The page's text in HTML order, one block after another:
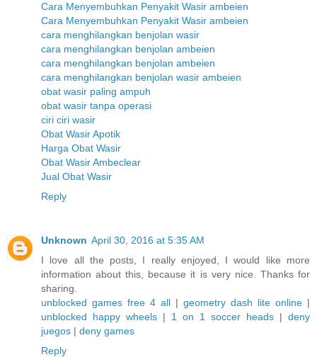
Cara Menyembuhkan Penyakit Wasir ambeien
Cara Menyembuhkan Penyakit Wasir ambeien
cara menghilangkan benjolan wasir
cara menghilangkan benjolan ambeien
cara menghilangkan benjolan ambeien
cara menghilangkan benjolan wasir ambeien
obat wasir paling ampuh
obat wasir tanpa operasi
ciri ciri wasir
Obat Wasir Apotik
Harga Obat Wasir
Obat Wasir Ambeclear
Jual Obat Wasir
Reply
Unknown April 30, 2016 at 5:35 AM
I love all the posts, I really enjoyed, I would like more
information about this, because it is very nice. Thanks for
sharing.
unblocked games free 4 all | geometry dash lite online |
unblocked happy wheels | 1 on 1 soccer heads | deny
juegos | deny games
Reply